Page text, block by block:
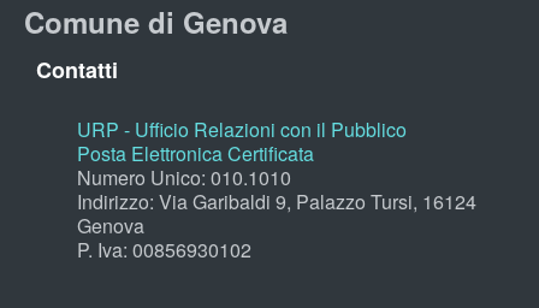
Comune di Genova
Contatti
URP - Ufficio Relazioni con il Pubblico
Posta Elettronica Certificata
Numero Unico: 010.1010
Indirizzo: Via Garibaldi 9, Palazzo Tursi, 16124
Genova
P. Iva: 00856930102